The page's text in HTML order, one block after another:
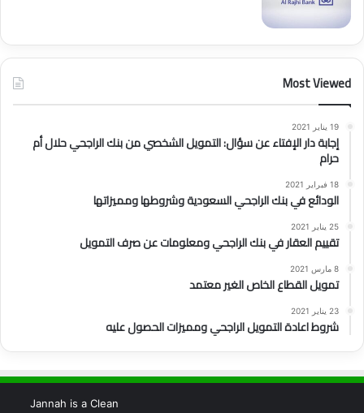
Most Viewed
19 يناير 2021
إجابة دار الإفتاء عن سؤال: التمويل الشخصي من بنك الراجحي حلال أم
حرام
18 فبراير 2021
الودائع في بنك الراجحي السعودية وشروطها ومميزاتها
25 يناير 2021
تقييم العقار في بنك الراجحي ومعلومات عن صرف التمويل
8 مارس 2021
تمويل القطاع الخاص الغير معتمد
23 يناير 2021
شروط اعادة التمويل الراجحي ومميزات الحصول عليه
Jannah is a Clean